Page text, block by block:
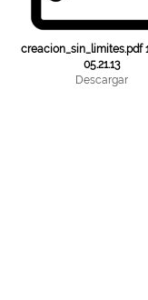
creacion_sin_limites.pdf
05.21.13
Descargar